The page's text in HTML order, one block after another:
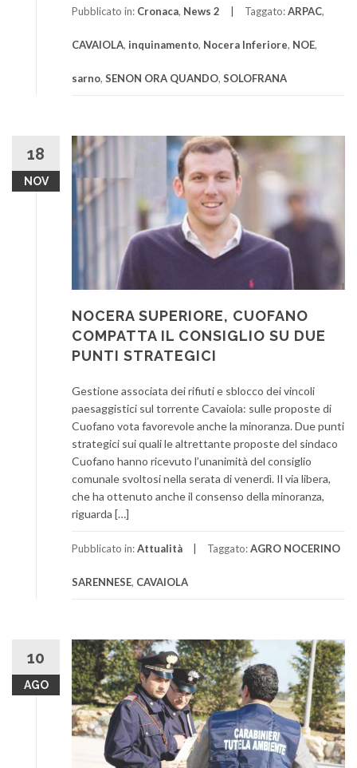
Pubblicato in: Cronaca, News 2 Taggato:ARPAC,
CAVAIOLA, inquinamento, Nocera Inferiore, NOE,
sarno, SENON ORA QUANDO, SOLOFRANA
18
NOV
NOCERA SUPERIORE, CUOFANO
COMPATTA IL CONSIGLIO SU DUE
PUNTI STRATEGICI
Gestione associata dei rifiuti e sblocco dei vincoli
paesaggistici sul torrente Cavaiola: sulle proposte di
Cuofano vota favorevole anche la minoranza. Due punti
strategici sui quali le altrettante proposte del sindaco
Cuofano hanno ricevuto l’unanimità del consiglio
comunale svoltosi nella serata di venerdì. Il via libera,
che ha ottenuto anche il consenso della minoranza,
riguarda […]
Pubblicato in:Attualità Taggato:AGRO NOCERINO
SARENNESE, CAVAIOLA
10
AGO